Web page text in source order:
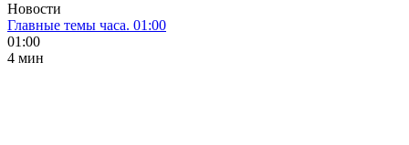
Новости
Главные темы часа. 01:00
01:00
4 мин